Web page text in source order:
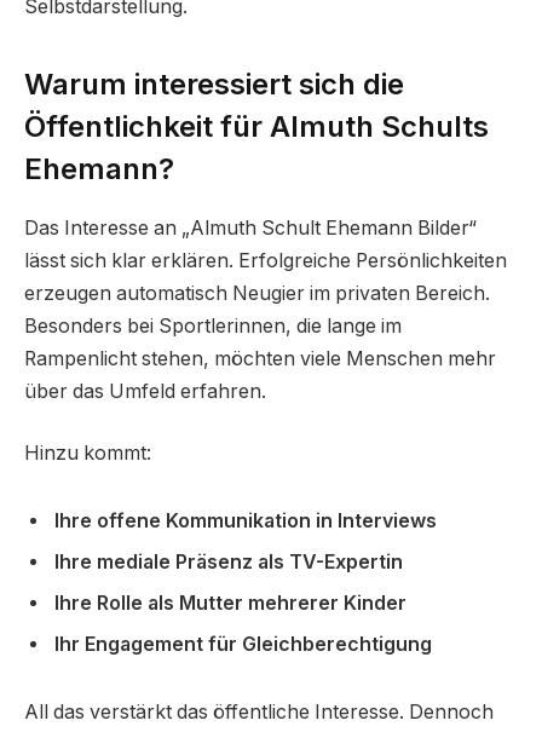
Selbstdarstellung.
Warum interessiert sich die
Öffentlichkeit für Almuth Schults
Ehemann?
Das Interesse an „Almuth Schult Ehemann Bilder“
lässt sich klar erklären. Erfolgreiche Persönlichkeiten
erzeugen automatisch Neugier im privaten Bereich.
Besonders bei Sportlerinnen, die lange im
Rampenlicht stehen, möchten viele Menschen mehr
über das Umfeld erfahren.
Hinzu kommt:
Ihre offene Kommunikation in Interviews
Ihre mediale Präsenz als TV-Expertin
Ihre Rolle als Mutter mehrerer Kinder
Ihr Engagement für Gleichberechtigung
All das verstärkt das öffentliche Interesse. Dennoch